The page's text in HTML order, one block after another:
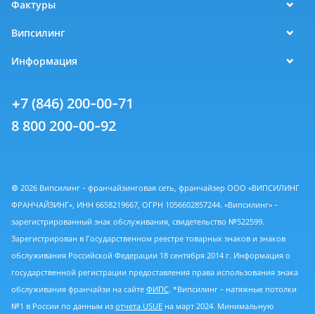
Фактуры
Випсилинг
Информация
+7 (846) 200-00-71
8 800 200-00-92
© 2026 Випсилинг - франчайзинговая сеть, франчайзер ООО «ВИПСИЛИНГ
ФРАНЧАЙЗИНГ», ИНН 6658219667, ОГРН 1056602857244. «Випсилинг» -
зарегистрированный знак обслуживания, свидетельство №522599.
Зарегистрирован в Государственном реестре товарных знаков и знаков
обслуживания Российской Федерации 18 сентября 2014 г. Информация о
государственной регистрации предоставления права использования знака
обслуживания франчайзи на сайте ФИПС. *Випсилинг - натяжные потолки
№1 в России по данным из отчета USUE на март 2024. Минимальную